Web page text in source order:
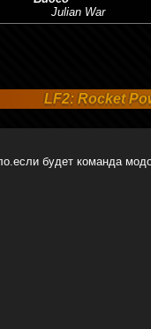
Julian War
LF2: Rocket
будет команда